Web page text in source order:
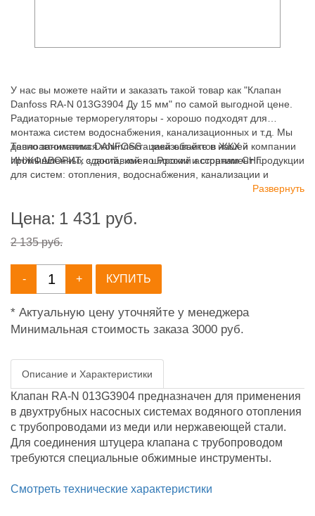
У нас вы можете найти и заказать такой товар как "Клапан
Danfoss RA-N 013G3904 Ду 15 мм" по самой выгодной цене.
Радиаторные терморегуляторы - хорошо подходят для
монтажа систем водоснабжения, канализационных и т.д. Мы
давно занимаемся комплектацией объектов ЖКХ и
промышленных зданий, имея широкий ассортимент продукции
для систем: отопления, водоснабжения, канализации и
Теплоавтоматика DANFOSS - заказывайте в нашей компании
ИНЖФАВОРИТ, с доставкой по России и странам СНГ.
Развернуть
Цена: 1 431 руб.
2 135 руб.
- + КУПИТЬ
* Актуальную цену уточняйте у менеджера
Минимальная стоимость заказа 3000 руб.
Описание и Характеристики
Клапан RA-N 013G3904 предназначен для применения
в двухтрубных насосных системах водяного отопления
с трубопроводами из меди или нержавеющей стали.
Для соединения штуцера клапана с трубопроводом
требуются специальные обжимные инструменты.
Смотреть технические характеристики